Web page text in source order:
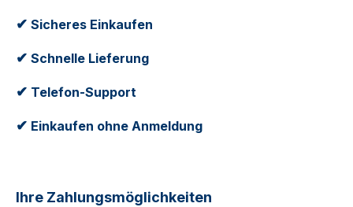
✔ Sicheres Einkaufen
✔ Schnelle Lieferung
✔ Telefon-Support
✔ Einkaufen ohne Anmeldung
Ihre Zahlungsmöglichkeiten